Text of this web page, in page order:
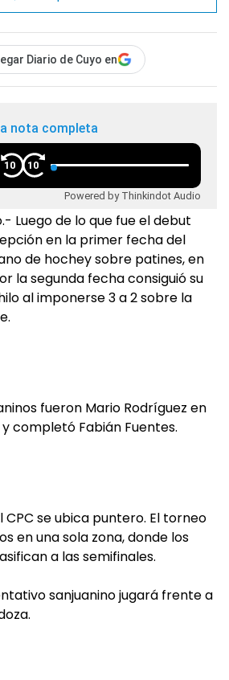
Diario de Cuyo en
nota completa
10 10
Powered by Thinkindot Audio
Luego de lo que fue el debut
en la primer fecha del
de hochey sobre patines, en
la segunda fecha consiguió su
al imponerse 3 a 2 sobre la
fueron Mario Rodríguez en
completó Fabián Fuentes.
se ubica puntero. El torneo
en una sola zona, donde los
a las semifinales.
sanjuanino jugará frente a